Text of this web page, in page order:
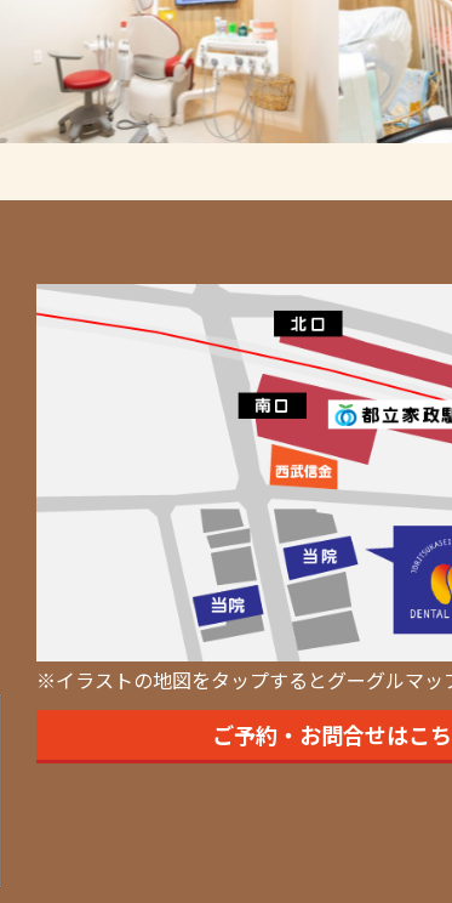
※イラストの地図をタップするとグーグルマッ
ご予約・お問合せはこ